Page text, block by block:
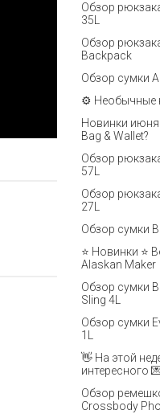
Обзор
35L
Обзор
Backpack
Обзор сумки
⚙️ Необычные
Новинки
Bag & Wallet?
Обзор
57L
Обзор
27L
Обзор сумки
⭐ Новинки ⭐
Alaskan Maker
Обзор сумки
Sling 4L
Обзор сумки
1L
👋 На этой
интересного
Обзор
Crossbody